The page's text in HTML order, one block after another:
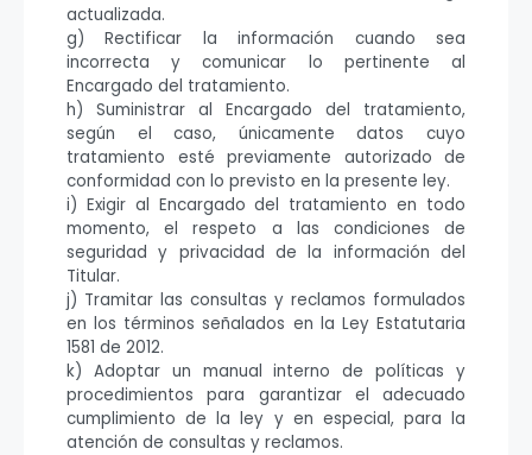
actualizada.
g) Rectificar la información cuando sea
incorrecta y comunicar lo pertinente al
Encargado del tratamiento.
h) Suministrar al Encargado del tratamiento,
según el caso, únicamente datos cuyo
tratamiento esté previamente autorizado de
conformidad con lo previsto en la presente ley.
i) Exigir al Encargado del tratamiento en todo
momento, el respeto a las condiciones de
seguridad y privacidad de la información del
Titular.
j) Tramitar las consultas y reclamos formulados
en los términos señalados en la Ley Estatutaria
1581 de 2012.
k) Adoptar un manual interno de políticas y
procedimientos para garantizar el adecuado
cumplimiento de la ley y en especial, para la
atención de consultas y reclamos.